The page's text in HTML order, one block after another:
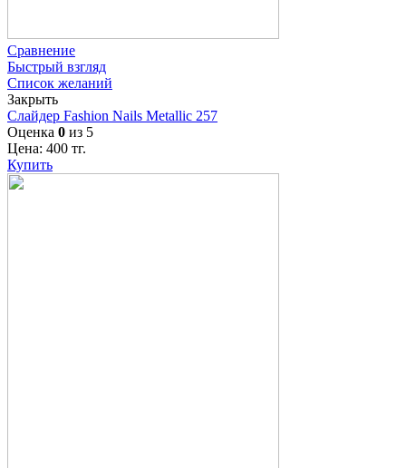
Сравнение
Быстрый взгляд
Список желаний
Закрыть
Слайдер Fashion Nails Metallic 257
Оценка 0 из 5
Цена: 400 тг.
Купить